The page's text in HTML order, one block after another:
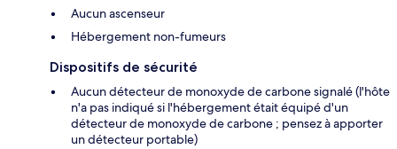
Aucun ascenseur
Hébergement non-fumeurs
Dispositifs de sécurité
Aucun détecteur de monoxyde de carbone signalé (l'hôte
n'a pas indiqué si l'hébergement était équipé d'un
détecteur de monoxyde de carbone ; pensez à apporter
un détecteur portable)